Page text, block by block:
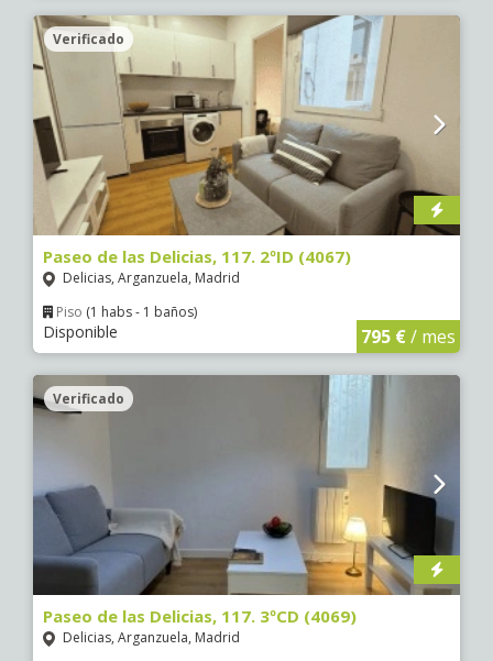
Verificado
Paseo de las Delicias, 117. 2ºID (4067)
Delicias, Arganzuela, Madrid
Piso (1 habs - 1 baños)
Disponible 795 €/ mes
Verificado
Paseo de las Delicias, 117. 3ºCD (4069)
Delicias, Arganzuela, Madrid